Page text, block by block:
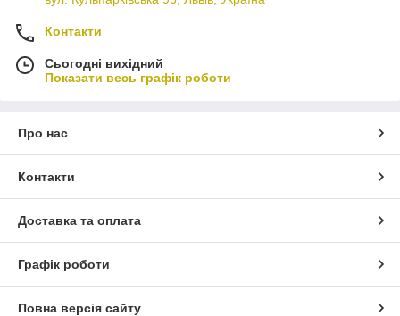
Контакти
Сьогодні вихідний
Показати весь графік роботи
Про нас
Контакти
Доставка та оплата
Графік роботи
Повна версія сайту